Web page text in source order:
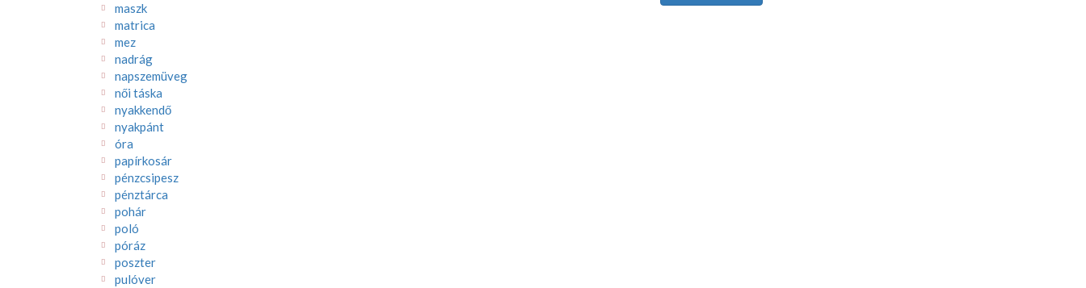
maszk
matrica
mez
nadrág
napszemüveg
női táska
nyakkendő
nyakpánt
óra
papírkosár
pénzcsipesz
pénztárca
pohár
poló
póráz
poszter
pulóver